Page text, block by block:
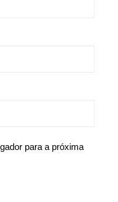
para a próxima